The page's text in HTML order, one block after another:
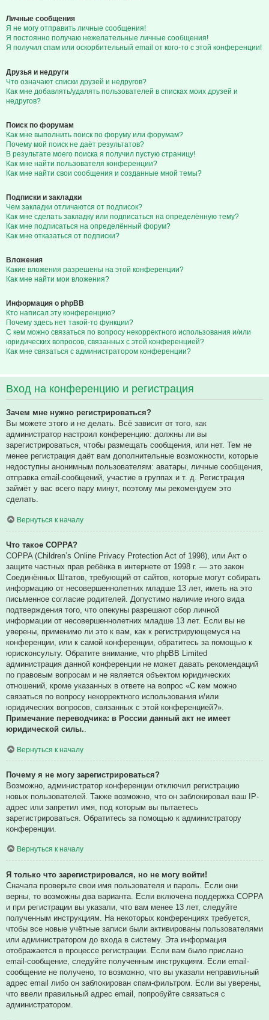
Личные сообщения
Я не могу отправить личные сообщения!
Я постоянно получаю нежелательные личные сообщения!
Я получил спам или оскорбительный email от кого-то с этой конференции!
Друзья и недруги
Что означают списки друзей и недругов?
Как мне добавлять/удалять пользователей в списках моих друзей и
недругов?
Поиск по форумам
Как мне выполнить поиск по форуму или форумам?
Почему мой поиск не даёт результатов?
В результате моего поиска я получил пустую страницу!
Как мне найти пользователя конференции?
Как мне найти свои сообщения и созданные мной темы?
Подписки и закладки
Чем закладки отличаются от подписок?
Как мне сделать закладку или подписаться на определённую тему?
Как мне подписаться на определённый форум?
Как мне отказаться от подписки?
Вложения
Какие вложения разрешены на этой конференции?
Как мне найти мои вложения?
Информация о phpBB
Кто написал эту конференцию?
Почему здесь нет такой-то функции?
С кем можно связаться по вопросу некорректного использования и/или
юридических вопросов, связанных с этой конференцией?
Как мне связаться с администратором конференции?
Вход на конференцию и регистрация
Зачем мне нужно регистрироваться?
Вы можете этого и не делать. Всё зависит от того, как
администратор настроил конференцию: должны ли вы
зарегистрироваться, чтобы размещать сообщения, или нет. Тем не
менее регистрация даёт вам дополнительные возможности, которые
недоступны анонимным пользователям: аватары, личные сообщения,
отправка email-сообщений, участие в группах и т. д. Регистрация
займёт у вас всего пару минут, поэтому мы рекомендуем это
сделать.
Вернуться к началу
Что такое COPPA?
COPPA (Children’s Online Privacy Protection Act of 1998), или Акт о
защите частных прав ребёнка в интернете от 1998 г. — это закон
Соединённых Штатов, требующий от сайтов, которые могут собирать
информацию от несовершеннолетних младше 13 лет, иметь на это
письменное согласие родителей. Допустимо наличие иного вида
подтверждения того, что опекуны разрешают сбор личной
информации от несовершеннолетних младше 13 лет. Если вы не
уверены, применимо ли это к вам, как к регистрирующемуся на
конференции, или к самой конференции, обратитесь за помощью к
юрисконсульту. Обратите внимание, что phpBB Limited
администрация данной конференции не может давать рекомендаций
по правовым вопросам и не является объектом юридических
отношений, кроме указанных в ответе на вопрос «С кем можно
связаться по вопросу некорректного использования и/или
юридических вопросов, связанных с этой конференцией?».
Примечание переводчика: в России данный акт не имеет
юридической силы..
Вернуться к началу
Почему я не могу зарегистрироваться?
Возможно, администратор конференции отключил регистрацию
новых пользователей. Также возможно, что он заблокировал ваш IP-
адрес или запретил имя, под которым вы пытаетесь
зарегистрироваться. Обратитесь за помощью к администратору
конференции.
Вернуться к началу
Я только что зарегистрировался, но не могу войти!
Сначала проверьте свои имя пользователя и пароль. Если они
верны, то возможны два варианта. Если включена поддержка COPPA
и при регистрации вы указали, что вам менее 13 лет, следуйте
полученным инструкциям. На некоторых конференциях требуется,
чтобы все новые учётные записи были активированы пользователями
или администратором до входа в систему. Эта информация
отображается в процессе регистрации. Если вам было прислано
email-сообщение, следуйте полученным инструкциям. Если email-
сообщение не получено, то возможно, что вы указали неправильный
адрес email либо он заблокирован спам-фильтром. Если вы уверены,
что ввели правильный адрес email, попробуйте связаться с
администратором.